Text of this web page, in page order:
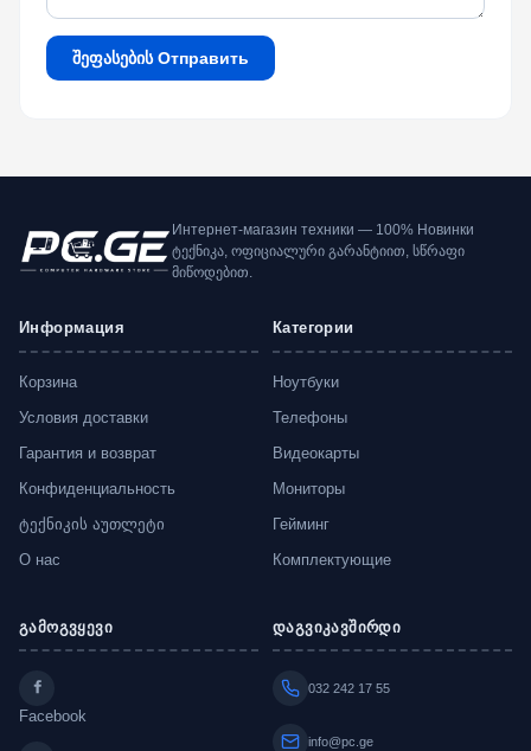
შეფასების Отправить
Интернет-магазин техники — 100% Новинки
ტექნიკა, ოფიციალური გარანტიით, სწრაფი
მიწოდებით.
Информация
Корзина
Условия доставки
Гарантия и возврат
Конфиденциальность
ტექნიკის აუთლეტი
О нас
Категории
Ноутбуки
Телефоны
Видеокарты
Мониторы
Гейминг
Комплектующие
გამოგვყევი
Facebook
დაგვიკავშირდი
032 242 17 55
info@pc.ge